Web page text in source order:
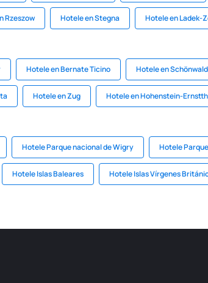
Rzeszow Hotele en Stegna Hotele en Ladek-
Hotele en Bernate Ticino Hotele en
Hotele en Zug Hotele en Hohenstein-
Hotele Parque nacional de Wigry Hotele
Hotele Islas Baleares Hotele Islas Vírgenes